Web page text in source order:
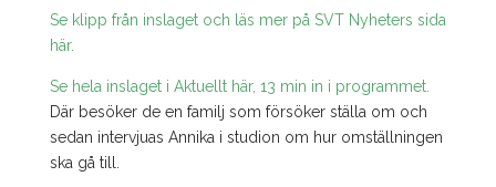
Se klipp från inslaget och läs mer på SVT Nyheters sida
här.
Se hela inslaget i Aktuellt här, 13 min in i programmet.
Där besöker de en familj som försöker ställa om och
sedan intervjuas Annika i studion om hur omställningen
ska gå till.